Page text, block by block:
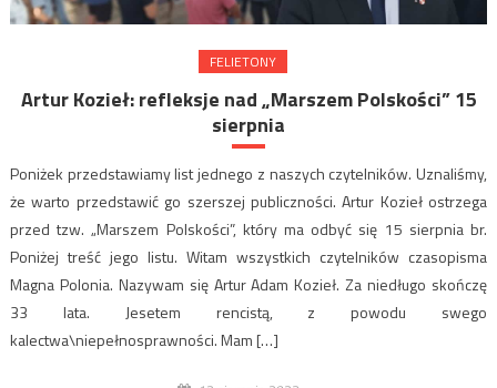
FELIETONY
Artur Kozieł: refleksje nad „Marszem Polskości” 15
sierpnia
Poniżek przedstawiamy list jednego z naszych czytelników. Uznaliśmy,
że warto przedstawić go szerszej publiczności. Artur Kozieł ostrzega
przed tzw. „Marszem Polskości”, który ma odbyć się 15 sierpnia br.
Poniżej treść jego listu. Witam wszystkich czytelników czasopisma
Magna Polonia. Nazywam się Artur Adam Kozieł. Za niedługo skończę
33 lata. Jesetem rencistą, z powodu swego
kalectwa\niepełnosprawności. Mam […]